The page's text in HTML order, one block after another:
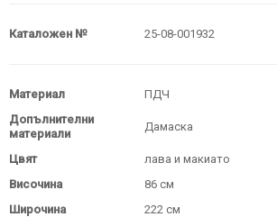
Каталожен № 25-08-001932
Материал
ПДЧ
Допълнителни
материали
Дамаска
Цвят
лава и макиато
Височина
86 см
Широчина
222 см